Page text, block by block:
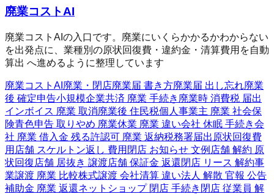
廃業コストAI
廃業コストAIの入口です。廃業にいくらかかるかわからない
を出発点に、業種別の原状回復費・違約金・清算費用を自動
算出 へ進めるように整理しています
廃業コストAI 廃業・閉店廃業届 書き方廃業届 出し忘れ廃業
後 確定申告小規模企業共済 廃業 手続き 廃業時 消費税 届出
インボイス 廃業 取消廃業後 住民税個人事業主 廃業 社会保
険青色申告 取りやめ 廃業休業 廃業 違い会社 休眠 手続き会
社 廃業 借入金 残る許認可 廃業 返納税務署届出 原状回復費
用 店舗 スケルトン返し 費用 閉店 お知らせ 文例 店舗 解約 原
状回復店舗 居抜き 譲渡店舗 保証金 返還閉店 リース 解約事
業譲渡 廃業 比較株式譲渡 会社清算 違い法人 解散 官報 公告
補助金 廃業 返還ネットショップ 閉店 手続き 閉店 従業員 解